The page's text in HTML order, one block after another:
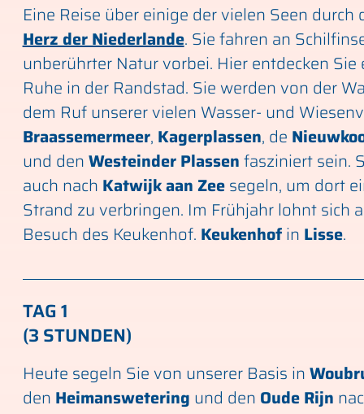
Eine Reise über einige der vielen Seen durch
Herz der Niederlande. Sie fahren an
unberührter Natur vorbei. Hier entdecken Sie
Ruhe in der Randstad. Sie werden von der
dem Ruf unserer vielen Wasser- und
Braassemermeer, Kagerplassen, de
und denWesteinder Plassenfasziniert sein.
auch nach Katwijk aan Zeesegeln, um dort
Strand zu verbringen. Im Frühjahr lohnt sich
Besuch des Keukenhof. Keukenhofin Lisse.
TAG 1
(3 STUNDEN)
Heute segeln Sie von unserer Basis in
den Heimanswetering und den Oude Rijn